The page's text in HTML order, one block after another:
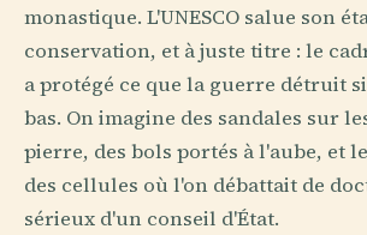
monastique. L'UNESCO salue son
conservation, et à juste titre : le
a protégé ce que la guerre détruit
bas. On imagine des sandales sur
pierre, des bols portés à l'aube, et
des cellules où l'on débattait de
sérieux d'un conseil d'État.